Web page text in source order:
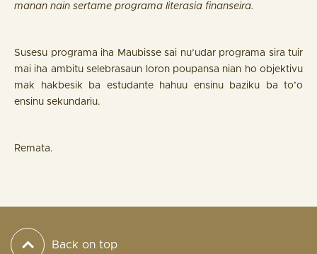
manan nain sertame programa literasia finanseira.
Susesu programa iha Maubisse sai nu’udar programa sira tuir
mai iha ambitu selebrasaun loron poupansa nian ho objektivu
mak hakbesik ba estudante hahuu ensinu baziku ba to’o
ensinu sekundariu.
Remata.
Back on top